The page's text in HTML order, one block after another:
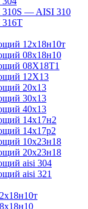
— AISI 310
12х18н10т
08х18н10
08Х18Т1
12Х13
20х13
30х13
40х13
14х17н2
14х17р2
10х23н18
20х23н18
aisi 304
aisi 321